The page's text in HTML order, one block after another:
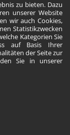
zu bieten. Dazu
unserer Website
wir auch Cookies,
Statistikzwecken
Kategorien Sie
auf Basis Ihrer
der Seite zur
Sie in unserer